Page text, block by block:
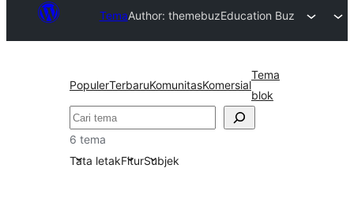
TemaAuthor: themebuzEducation Buz
PopulerTerbaruKomunitasKomersial
Tema
blok
Cari
6 tema
Tata letakFiturSubjek